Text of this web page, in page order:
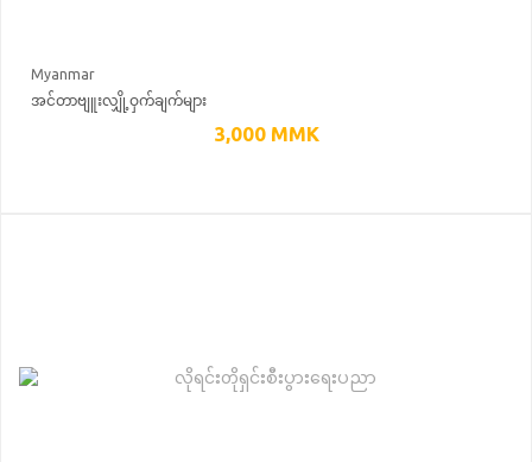
Myanmar
အင်တာဗျူးလျှို့ဝှက်ချက်များ
3,000 MMK